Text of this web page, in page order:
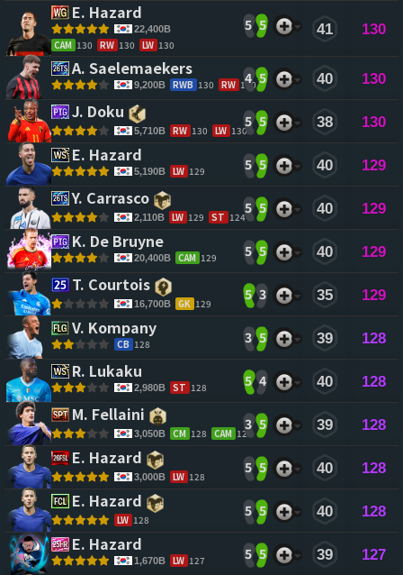
E. Hazard
22,400B
CAM 130 RW 130 LW 130
5 5 41 130
A. Saelemaekers
9,200B RWB 130 RW 130
4 5 40 130
J. Doku
5,710B RW 130 LW 130
5 5 38 130
E. Hazard
5,190B LW 129 5 5 40 129
Y. Carrasco
2,110B LW 129 ST 124
5 5 40 129
K. De Bruyne
20,400B CAM 129 5 5 40 129
T. Courtois
16,700B GK 129
5 3 35 129
V. Kompany
CB 128 3 5 39 128
R. Lukaku
2,980B ST 128 5 4 40 128
M. Fellaini
3,050B CM 128 CAM 126
3 5 39 128
E. Hazard
3,000B LW 128
5 5 40 128
E. Hazard
LW 128
5 5 40 128
E. Hazard
1,670B LW 127 5 5 39 127